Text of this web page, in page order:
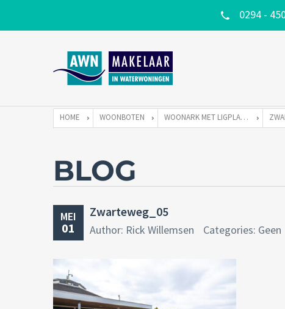
0294 -
HOME WOONBOTEN WOONARK MET LIGPLAATS
BLOG
MEI
01
Zwarteweg_05
Author: Rick Willemsen Categories: Geen